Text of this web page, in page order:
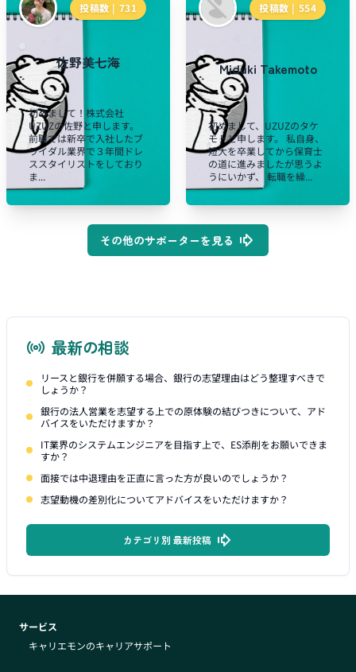
投稿数 | 731
佐野美七海
初めまして！株式会社
UZUZの佐野と申します。
前職では新卒で入社したブ
ライダル業界で３年間ドレ
ススタイリストをしており
ま...
投稿数 | 554
Miduki Takemoto
初めまして、UZUZのタケ
モトと申します。 私自身、
短大を卒業してから保育士
の道に進みましたが思うよ
うにいかず、 転職を繰...
その他のサポーターを見る
最新の相談
リースと銀行を併願する場合、銀行の志望理由はどう整理すべきで
しょうか？
銀行の法人営業を志望する上での原体験の結びつきについて、アド
バイスをいただけますか？
IT業界のシステムエンジニアを目指す上で、ES添削をお願いできま
すか？
面接では中退理由を正直に言った方が良いのでしょうか？
志望動機の差別化についてアドバイスをいただけますか？
カテゴリ別 最新投稿
サービス
キャリエモンのキャリアサポート